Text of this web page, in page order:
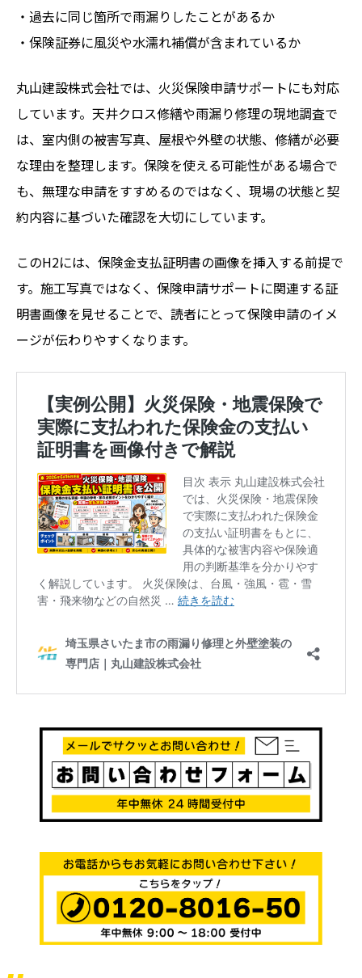
・過去に同じ箇所で雨漏りしたことがあるか
・保険証券に風災や水濡れ補償が含まれているか
丸山建設株式会社では、火災保険申請サポートにも対応
しています。天井クロス修繕や雨漏り修理の現地調査で
は、室内側の被害写真、屋根や外壁の状態、修繕が必要
な理由を整理します。保険を使える可能性がある場合で
も、無理な申請をすすめるのではなく、現場の状態と契
約内容に基づいた確認を大切にしています。
このH2には、保険金支払証明書の画像を挿入する前提で
す。施工写真ではなく、保険申請サポートに関連する証
明書画像を見せることで、読者にとって保険申請のイメ
ージが伝わりやすくなります。